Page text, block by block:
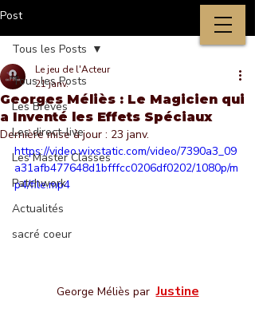
Post
Tous les Posts
Les Brèves
Les direct-live
Les Master Classes
Patchwork
Actualités
sacré coeur
Tous les Posts
Georges Méliès : Le Magicien qui
a Inventé les Effets Spéciaux
Le jeu de l'Acteur
21 janv.
Dernière mise à jour : 23 janv.
https://video.wixstatic.com/video/7390a3_09
a31afb477648d1bfffcc0206df0202/1080p/m
p4/file.mp4
George Méliès par Justine